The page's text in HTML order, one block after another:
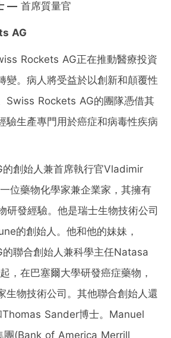
— 首席質量官
AG
Rockets AG正在推動醫療投資
變。病人將受益於以創新和顛覆性
Swiss Rockets AG的團隊憑借其
驗生產專門用於癌症和病毒性疾病
創始人兼首席執行官Vladimir
位藥物化學家兼企業家，其擁有
研發經驗。他是瑞士生物技術公司
的創始人。他和他的妹妹，
聯合創始人兼科學主任Natasa
，在巴塞爾大學研發癌症藥物，
生物技術公司。其他聯合創始人還
Sander博士。Manuel
團(Bank of America Merrill